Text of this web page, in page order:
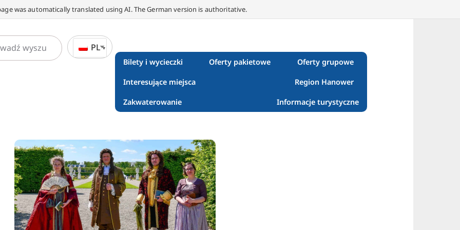
was automatically translated using AI. The German version is authoritative.
PL
Bilety i wycieczki Oferty pakietowe Oferty grupowe
Interesujące miejsca Region Hanower
Zakwaterowanie Informacje turystyczne